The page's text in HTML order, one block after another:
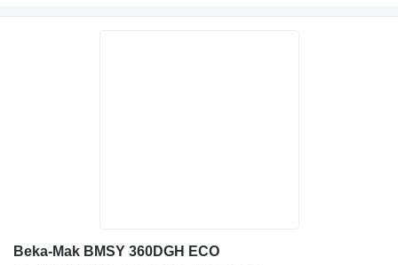
Beka-Mak BMSY 360DGH ECO